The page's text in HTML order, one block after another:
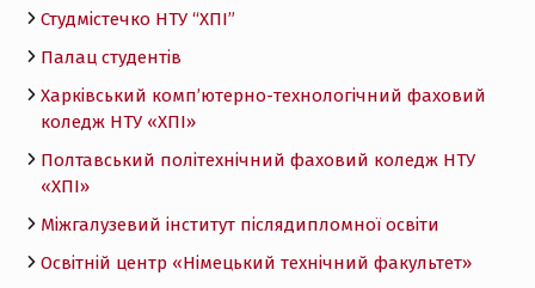
Студмістечко НТУ “ХПІ”
Палац студентів
Харківський комп’ютерно-технологічний фаховий
коледж НТУ «ХПI»
Полтавський політехнічний фаховий коледж НТУ
«ХПI»
Міжгалузевий інститут післядипломної освіти
Освітній центр «Німецький технічний факультет»